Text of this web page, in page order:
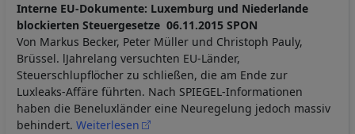
Interne EU-Dokumente: Luxemburg und Niederlande
blockierten Steuergesetze 06.11.2015 SPON
Von Markus Becker, Peter Müller und Christoph Pauly,
Brüssel. lJahrelang versuchten EU-Länder,
Steuerschlupflöcher zu schließen, die am Ende zur
Luxleaks-Affäre führten. Nach SPIEGEL-Informationen
haben die Beneluxländer eine Neuregelung jedoch massiv
behindert. Weiterlesen